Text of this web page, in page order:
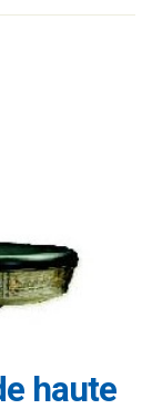
haute